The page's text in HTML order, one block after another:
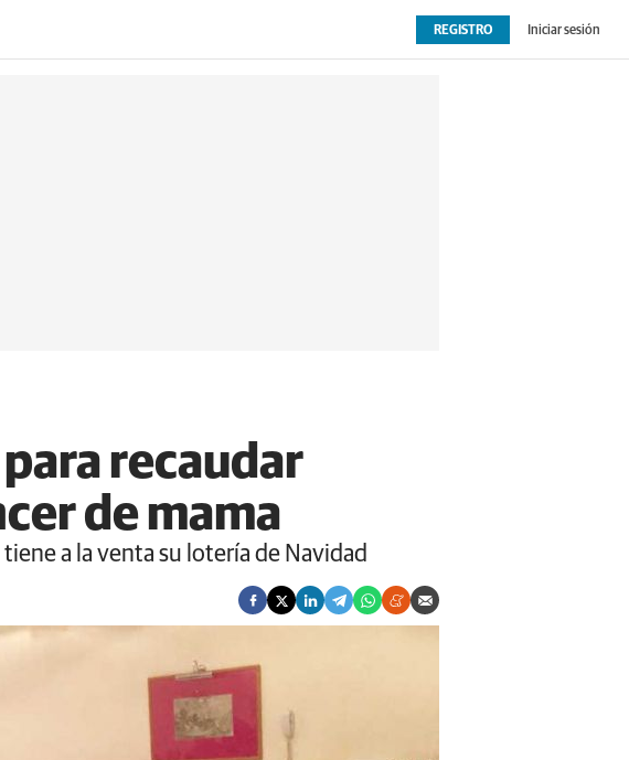
DEPORTES OPINIÓN EXTRAS
REGISTRO Iniciar sesión
recaudar
de mama
a la venta su lotería de Navidad